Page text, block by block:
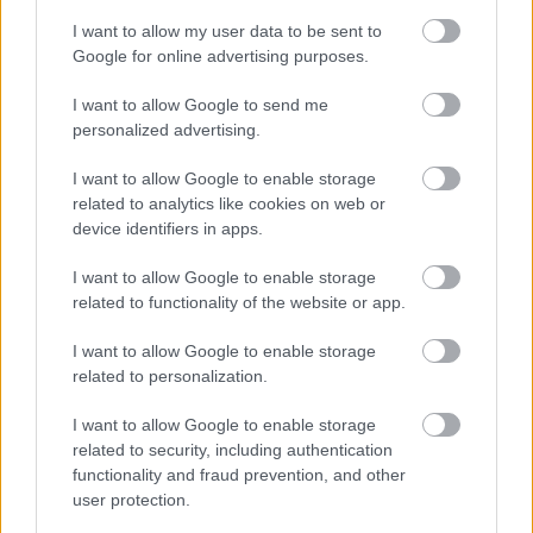
I want to allow my user data to be sent to
Google for online advertising purposes.
I want to allow Google to send me
personalized advertising.
I want to allow Google to enable storage
related to analytics like cookies on web or
device identifiers in apps.
I want to allow Google to enable storage
related to functionality of the website or app.
I want to allow Google to enable storage
related to personalization.
I want to allow Google to enable storage
related to security, including authentication
functionality and fraud prevention, and other
user protection.
, 28 Σεπτεμβρίου 2016 || Επικαιρότητα